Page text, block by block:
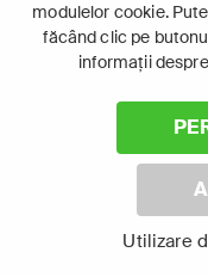
modulelor cookie.
făcând clic pe
informații
Utilizare
S01